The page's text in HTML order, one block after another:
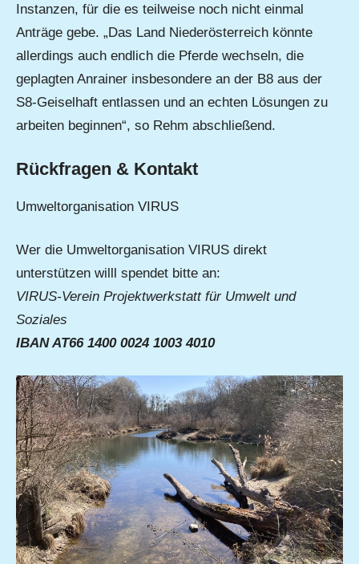
Instanzen, für die es teilweise noch nicht einmal
Anträge gebe. „Das Land Niederösterreich könnte
allerdings auch endlich die Pferde wechseln, die
geplagten Anrainer insbesondere an der B8 aus der
S8-Geiselhaft entlassen und an echten Lösungen zu
arbeiten beginnen“, so Rehm abschließend.
Rückfragen & Kontakt
Umweltorganisation VIRUS
Wer die Umweltorganisation VIRUS direkt
unterstützen willl spendet bitte an:
VIRUS-Verein Projektwerkstatt für Umwelt und
Soziales
IBAN AT66 1400 0024 1003 4010